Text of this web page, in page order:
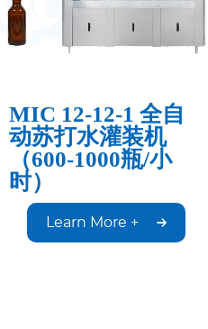
MIC 12-12-1 全自
动苏打水灌装机
（600-1000瓶/小
时）
Learn More +